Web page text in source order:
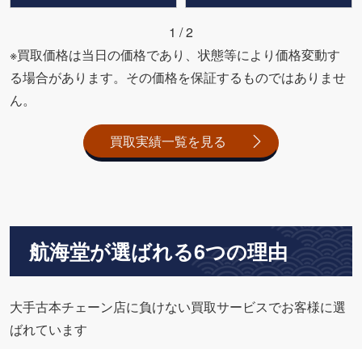
1 /2
※買取価格は当日の価格であり、状態等により価格変動す
る場合があります。その価格を保証するものではありませ
ん。
買取実績一覧を見る
航海堂が選ばれる6つの理由
大手古本チェーン店に負けない買取サービスでお客様に選
ばれています